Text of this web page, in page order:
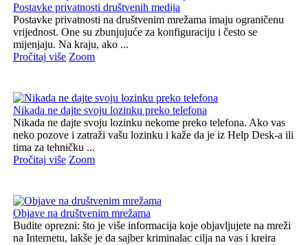
Postavke privatnosti društvenih medija
Postavke privatnosti na društvenim mrežama imaju ograničenu
vrijednost. One su zbunjujuće za konfiguraciju i često se
mijenjaju. Na kraju, ako ...
Pročitaj više Zoom
Nikada ne dajte svoju lozinku preko telefona
Nikada ne dajte svoju lozinku nekome preko telefona. Ako vas
neko pozove i zatraži vašu lozinku i kaže da je iz Help Desk-a ili
tima za tehničku ...
Pročitaj više Zoom
Objave na društvenim mrežama
Budite oprezni: što je više informacija koje objavljujete na mreži
na Internetu, lakše je da sajber kriminalac cilja na vas i kreira